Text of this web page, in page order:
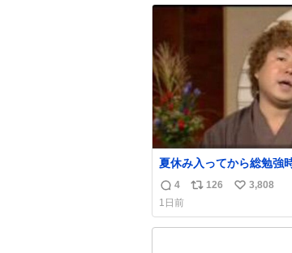
たいないことをするな!!」 それでは歌いま
す、聞いてく
数
ス
ね
夏休み入ってから総勉強
日京大オープンで今これ
返
信
数
4
リ
ス
126
い
ね
3,808
1日前